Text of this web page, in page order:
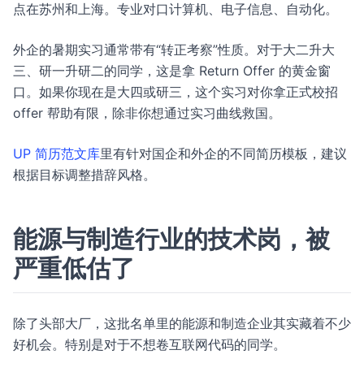
点在苏州和上海。专业对口计算机、电子信息、自动化。
外企的暑期实习通常带有“转正考察”性质。对于大二升大
三、研一升研二的同学，这是拿 Return Offer 的黄金窗
口。如果你现在是大四或研三，这个实习对你拿正式校招
offer 帮助有限，除非你想通过实习曲线救国。
UP 简历范文库里有针对国企和外企的不同简历模板，建议
根据目标调整措辞风格。
能源与制造行业的技术岗，被
严重低估了
除了头部大厂，这批名单里的能源和制造企业其实藏着不少
好机会。特别是对于不想卷互联网代码的同学。